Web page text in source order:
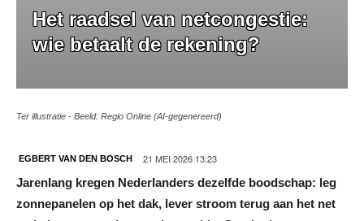
Het raadsel van netcongestie:
wie betaalt de rekening?
Ter illustratie - Beeld: Regio Online (AI-gegenereerd)
EGBERT VAN DEN BOSCH 21 MEI 2026 13:23
Jarenlang kregen Nederlanders dezelfde boodschap: leg
zonnepanelen op het dak, lever stroom terug aan het net